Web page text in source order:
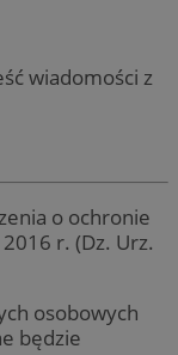
wiadomości z
o ochronie
r. (Dz. Urz.
osobowych
będzie